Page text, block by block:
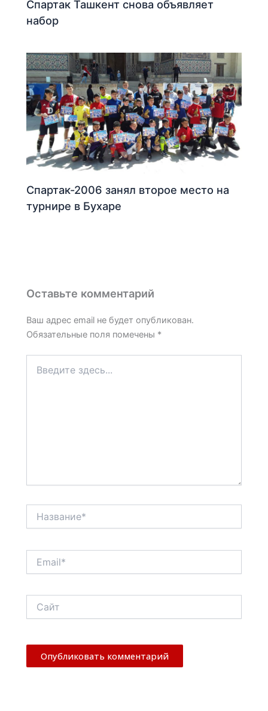
Спартак Ташкент снова объявляет
набор
Спартак-2006 занял второе место на
турнире в Бухаре
Оставьте комментарий
Ваш адрес email не будет опубликован.
Обязательные поля помечены *
здесь...